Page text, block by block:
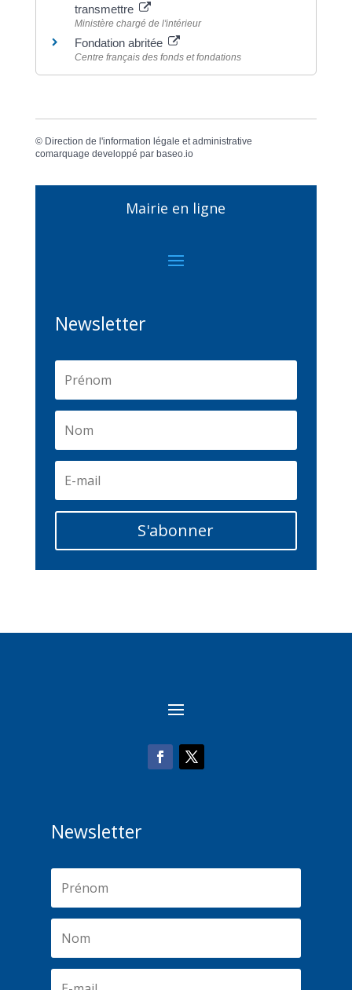
transmettre
Ministère chargé de l'intérieur
Fondation abritée
Centre français des fonds et fondations
© Direction de l'information légale et administrative
comarquage developpé par baseo.io
Mairie en ligne
Newsletter
S'abonner
Newsletter